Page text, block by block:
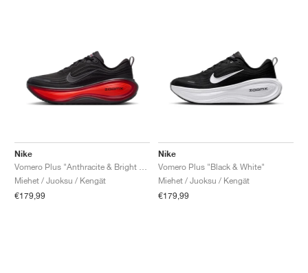
Nike
Miehet / Juoksu / Kengät
€179,99
Nike
Vomero Plus "Black & White"
Miehet / Juoksu / Kengät
€179,99